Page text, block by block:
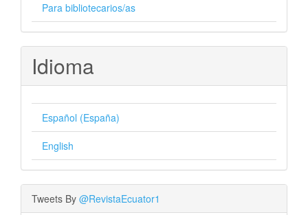
Para bibliotecarios/as
Idioma
Español (España)
English
Tweets By @RevistaEcuator1